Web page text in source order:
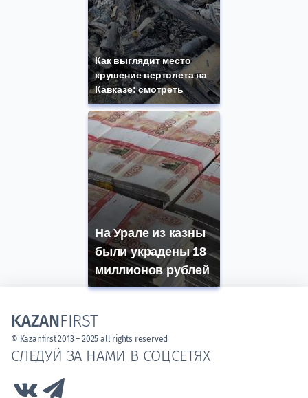
Как выглядит место
крушение вертолета на
Кавказе: смотреть
На Урале из казны
были украдены 18
миллионов рублей
СЛЕДУЙ ЗА НАМИ В СОЦСЕТЯХ
Link to Vk
KAZANFIRST
© Kazanfirst 2013 – 2025 all rights reserved